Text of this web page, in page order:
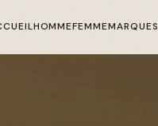
HOMMEFEMMEMARQUES